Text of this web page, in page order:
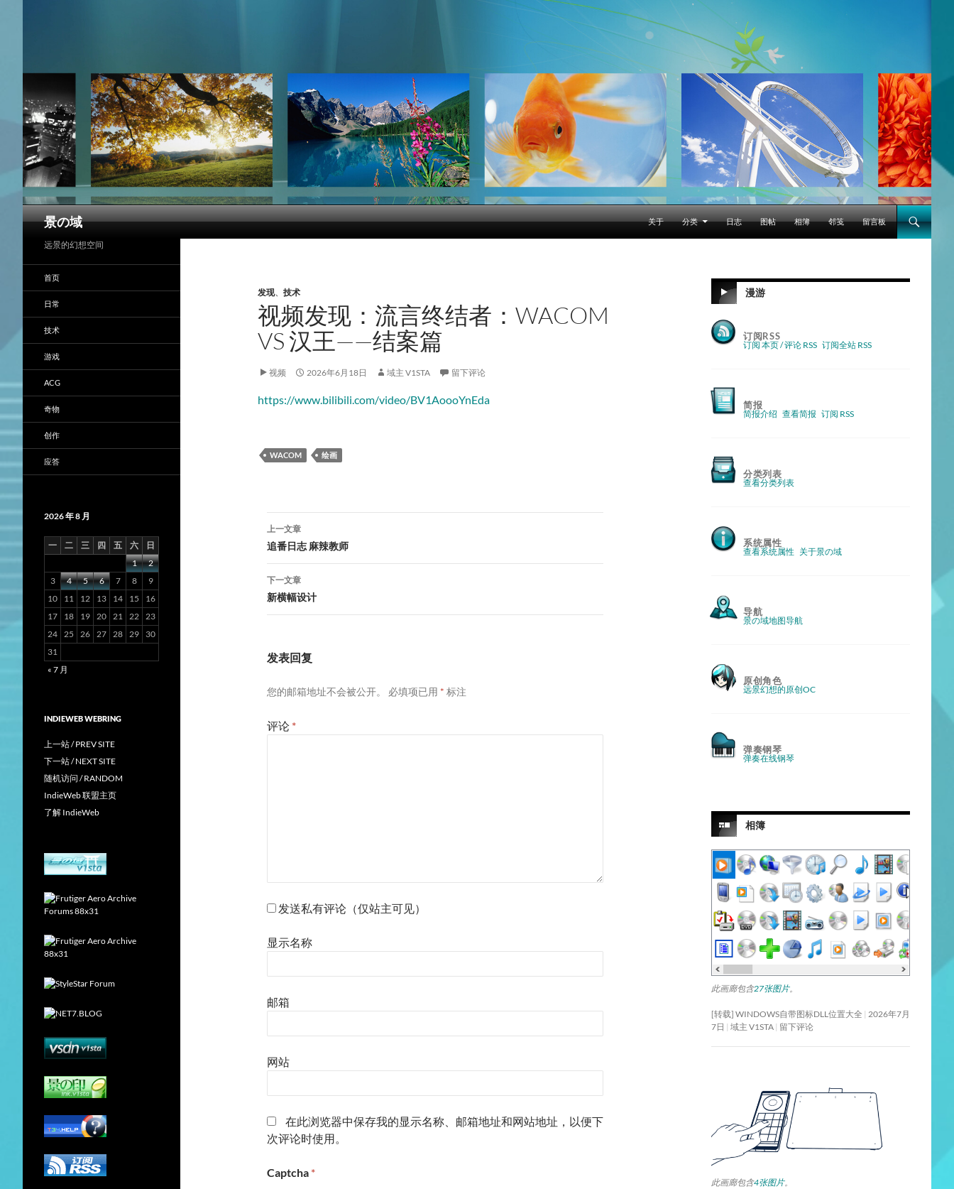
景の域
搜
跳至正文
关于
分类 日志 图帖 相簿 邻笺 留言板
发现、 技术
视频发现：流言终结者：WACOM
VS 汉王——结案篇
视频 2026年6月18日 域主 V1STA 留下评论
https://www.bilibili.com/video/BV1AoooYnEda
WACOM 绘画
文
章
导
航
上一文章
追番日志 麻辣教师
下一文章
新横幅设计
发表回复
您的邮箱地址不会被公开。 必填项已用 * 标注
评论 *
发送私有评论（仅站主可见）
显示名称
邮箱
网站
在此浏览器中保存我的显示名称、邮箱地址和网站地址，以便下
次评论时使用。
Captcha *
漫游
订阅RSS
订阅 本页 / 评论 RSS 订阅全站 RSS
简报
简报介绍 查看简报 订阅 RSS
分类列表
查看分类列表
系统属性
查看系统属性 关于景の域
导航
景の域地图导航
原创角色
远景幻想的原创OC
弹奏钢琴
弹奏在线钢琴
相簿
此画廊包含27张图片。
[转载] WINDOWS自带图标DLL位置大全 2026年7月
7日
域主 V1STA 留下评论
此画廊包含4张图片。
远景的幻想空间
首页
日常
技术
游戏
ACG
奇物
创作
应答
2026 年 8 月
一 二 三 四 五 六
日
1
2
3
4 5 6 7 8
9
10
11 12 13 14 15
16
17
18 19 20 21 22 23
24 25 26 27 28 29
30
31
« 7 月
INDIEWEB WEBRING
上一站 / PREV SITE
下一站 / NEXT SITE
随机访问 / RANDOM
IndieWeb 联盟主页
了解 IndieWeb